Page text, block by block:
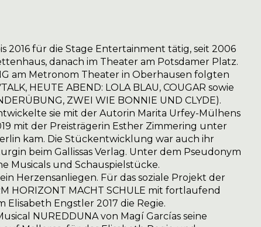
2016 für die Stage Entertainment tätig, seit 2006
danach im Theater am Potsdamer Platz.
am Metronom Theater in Oberhausen folgten
HEUTE ABEND: LOLA BLAU, COUGAR sowie
ZWEI WIE BONNIE UND CLYDE).
sie mit der Autorin Marita Urfey-Mülhens
mit der Preisträgerin Esther Zimmering unter
kam. Die Stückentwicklung war auch ihr
beim Gallissas Verlag. Unter dem Pseudonym
Musicals und Schauspielstücke.
Herzensanliegen. Für das soziale Projekt der
HORIZONT MACHT SCHULE mit fortlaufend
Engstler 2017 die Regie.
NUREDDUNA von Magí Garcías seine